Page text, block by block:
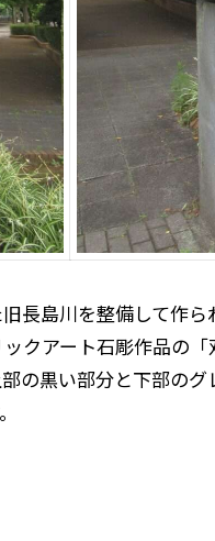
長島川を整備して作ら
クアート石彫作品の
の黒い部分と下部の